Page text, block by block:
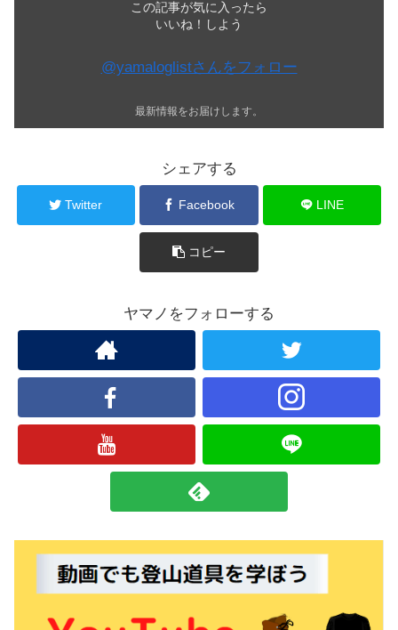
この記事が気に入ったら
いいね！しよう
@yamaloglistさんをフォロー
最新情報をお届けします。
シェアする
Twitter Facebook LINE
コピー
ヤマノをフォローする